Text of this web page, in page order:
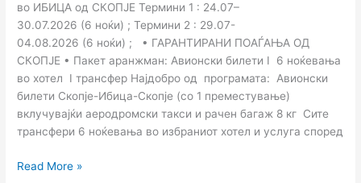
во ИБИЦА од СКОПЈЕ Термини 1 : 24.07–
30.07.2026 (6 ноќи) ; Термини 2 : 29.07-
04.08.2026 (6 ноќи) ; • ГАРАНТИРАНИ ПОАЃАЊА ОД
СКОПЈЕ • Пакет аранжман: Авионски билети I 6 ноќевања
во хотел I трансфер Најдобро од програмата: Авионски
билети Скопје-Ибица-Скопје (со 1 преместување)
вклучувајќи аеродромски такси и рачен багаж 8 кг Сите
трансфери 6 ноќевања во избраниот хотел и услуга според
Read More »